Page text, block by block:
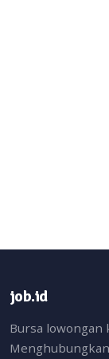
job.id
Bursa lowongan